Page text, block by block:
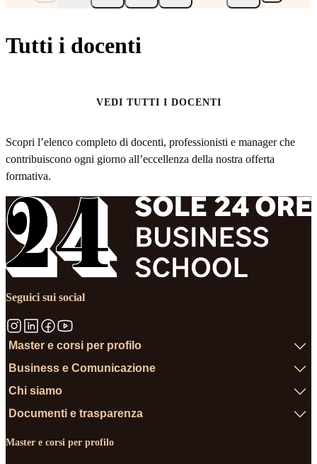
Tutti i docenti
VEDI TUTTI I DOCENTI
Scopri l’elenco completo di docenti, professionisti e manager che
contribuiscono ogni giorno all’eccellenza della nostra offerta
formativa.
Seguici sui social
Master e corsi per profilo
Business e Comunicazione
Chi siamo
Documenti e trasparenza
Master e corsi per profilo